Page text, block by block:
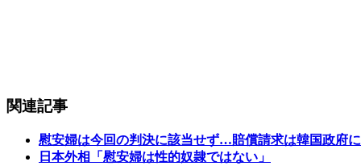
関連記事
慰安婦は今回の判決に該当せず…賠償請求は韓国政府に
日本外相「慰安婦は性的奴隷ではない」